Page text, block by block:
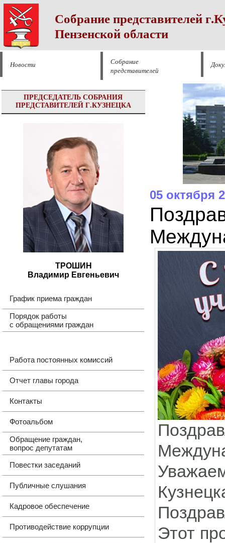
Собрание представителей
Пензенской области
Новости
Собрание
представителей
ПРЕДСЕДАТЕЛЬ СОБРАНИЯ
ПРЕДСТАВИТЕЛЕЙ Г.КУЗНЕЦКА
ТРОШИН
Владимир Евгеньевич
График приема граждан
Порядок работы
с обращениями граждан
Работа постоянных комиссий
Отчет главы города
Контакты
Фотоальбом
Обращение граждан,
вопрос депутатам
Повестки заседаний
Публичные слушания
Кадровое обеспечение
Противодействие коррупции
05 октября
Этот